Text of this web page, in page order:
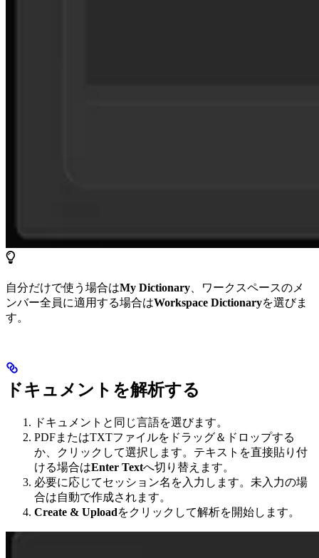
自分だけで使う場合はMy Dictionary 、ワークスペースのメ
ンバー全員に適用する場合はWorkspace Dictionaryを選びま
す。
ドキュメントを解析する
ドキュメントと同じ言語を選びます。
PDFまたはTXTファイルをドラッグ＆ドロップする
か、クリックして選択します。テキストを直接貼り付
ける場合はEnter Textへ切り替えます。
必要に応じてセッション名を入力します。未入力の場
合は自動で作成されます。
Create & Uploadをクリックして解析を開始します。